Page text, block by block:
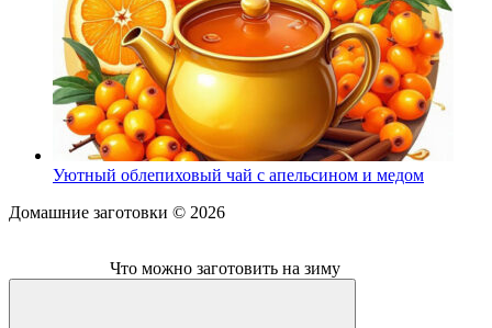
Уютный облепиховый чай с апельсином и медом
Домашние заготовки © 2026
Что можно заготовить на зиму